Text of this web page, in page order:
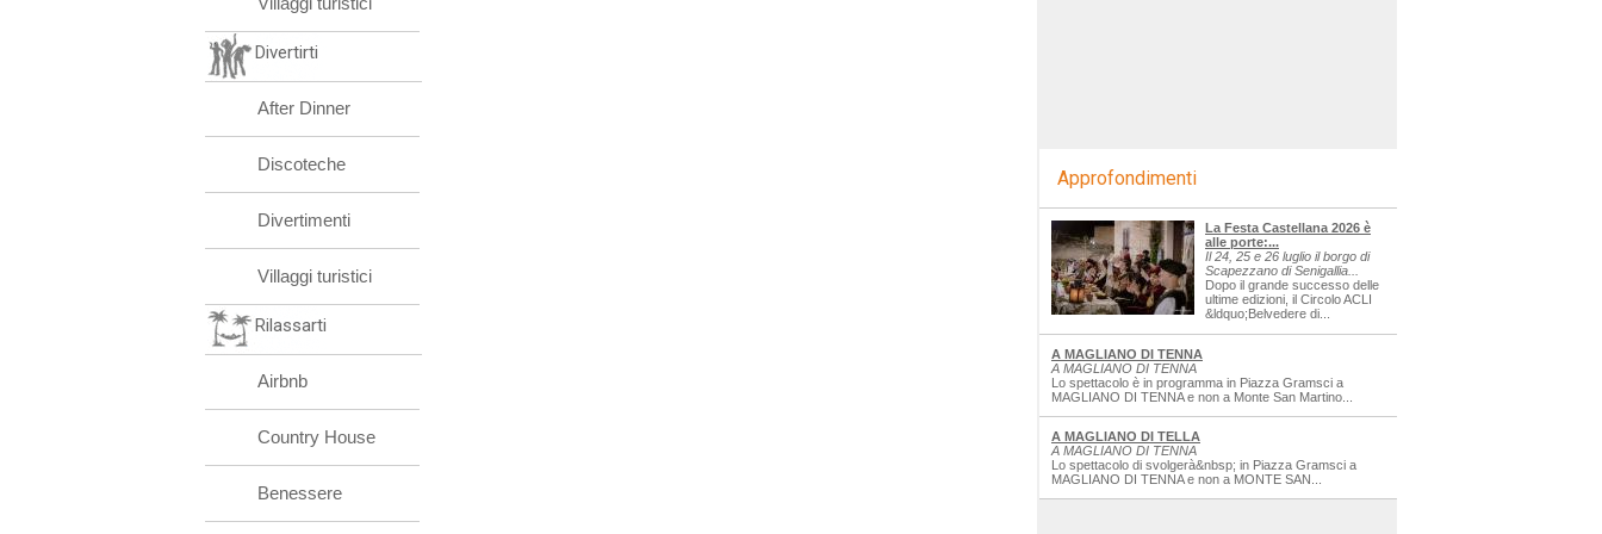
Divertirti
After Dinner
Discoteche
Divertimenti
Villaggi turistici
Rilassarti
Airbnb
Country House
Benessere
Approfondimenti
La Festa Castellana 2026 è
alle porte:...
Il 24, 25 e 26 luglio il borgo di
Scapezzano di Senigallia...
Dopo il grande successo delle
ultime edizioni, il Circolo ACLI
&ldquo;Belvedere di...
A MAGLIANO DI TENNA
A MAGLIANO DI TENNA
Lo spettacolo è in programma in Piazza Gramsci a
MAGLIANO DI TENNA e non a Monte San Martino...
A MAGLIANO DI TELLA
A MAGLIANO DI TENNA
Lo spettacolo di svolgerà&nbsp; in Piazza Gramsci a
MAGLIANO DI TENNA e non a MONTE SAN...